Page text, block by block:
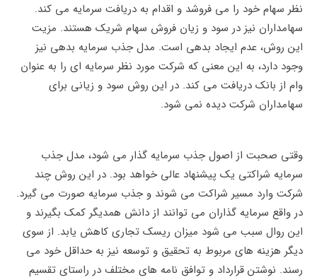
نظر سهام خود را می فروشد و اقدام به دریافت سرمایه می کند.
سهامداران نیز در سود و زیان فروش سهام شریک هستند. مزیت
این روش، عدم ایجاد بدهی است. مدل جذب سرمایه بدهی نیز
وجود دارد، به این معنی که شرکت مورد نظر سرمایه ای را به عنوان
وام از بانک دریافت می کند. در این روش سود و زیانی برای
سهامداران شرکت دیده نمی شود.
وقتی صحبت از اصول جذب سرمایه گذار می شود، مدل جذب
سرمایه شراکتی یک پیشنهاد عالی خواهد بود. در این روش چند
شرکت وارد مسیر شراکت می شوند و جذب سرمایه صورت می گیرد.
در واقع سرمایه گذاران می توانند از دانش همدیگر کمک بگیرند و
این روال سبب می شود میزان ریسک تجاری کاهش یابد. از سوی
دیگر هزینه های مربوط به تحقیق و توسعه نیز به حداقل خود می
رسند. نوشتن قرارداد و توافق نامه های مختلف در راستای تقسیم